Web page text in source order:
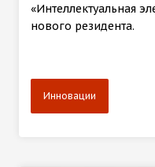
«Интеллектуальная
нового резидента.
Инновации